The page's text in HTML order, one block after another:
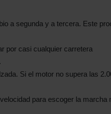
a segunda y a tercera. Este
por casi cualquier carretera
Si el motor no supera las
para escoger la marcha